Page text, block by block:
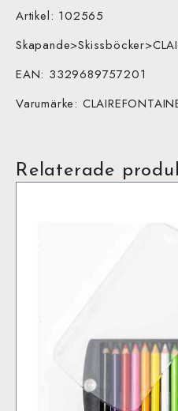
Artikel: 102565
EAN: 3329689757201
Varumärke:
Relaterade